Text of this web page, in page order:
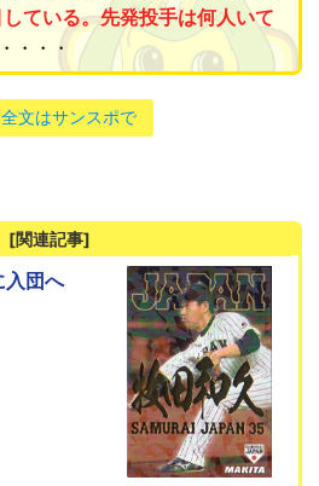
ている。先発投手は何人いて
・・・
文はサンスポで
[関連記事]
入団へ